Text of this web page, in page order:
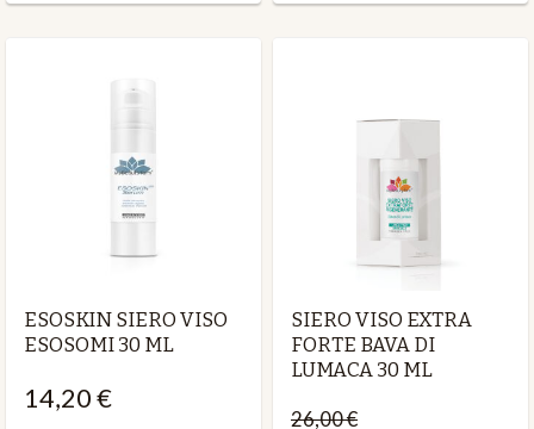
ESOSKIN SIERO VISO
ESOSOMI 30 ML
14,20 €
SIERO VISO EXTRA
FORTE BAVA DI
LUMACA 30 ML
26,00 €